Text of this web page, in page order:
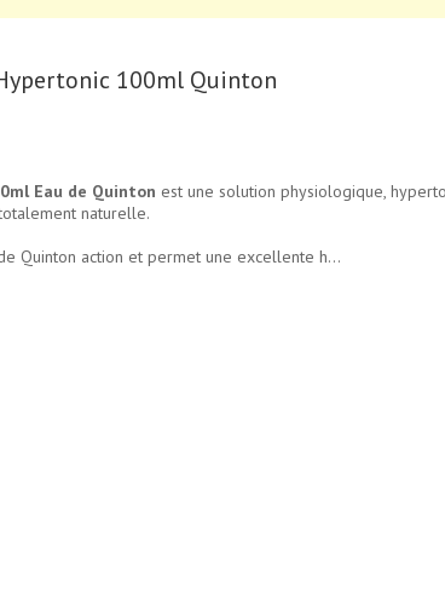
100ml Quinton
Eau de Quinton est une solution physiologique,
naturelle.
Quinton action et permet une excellente h...